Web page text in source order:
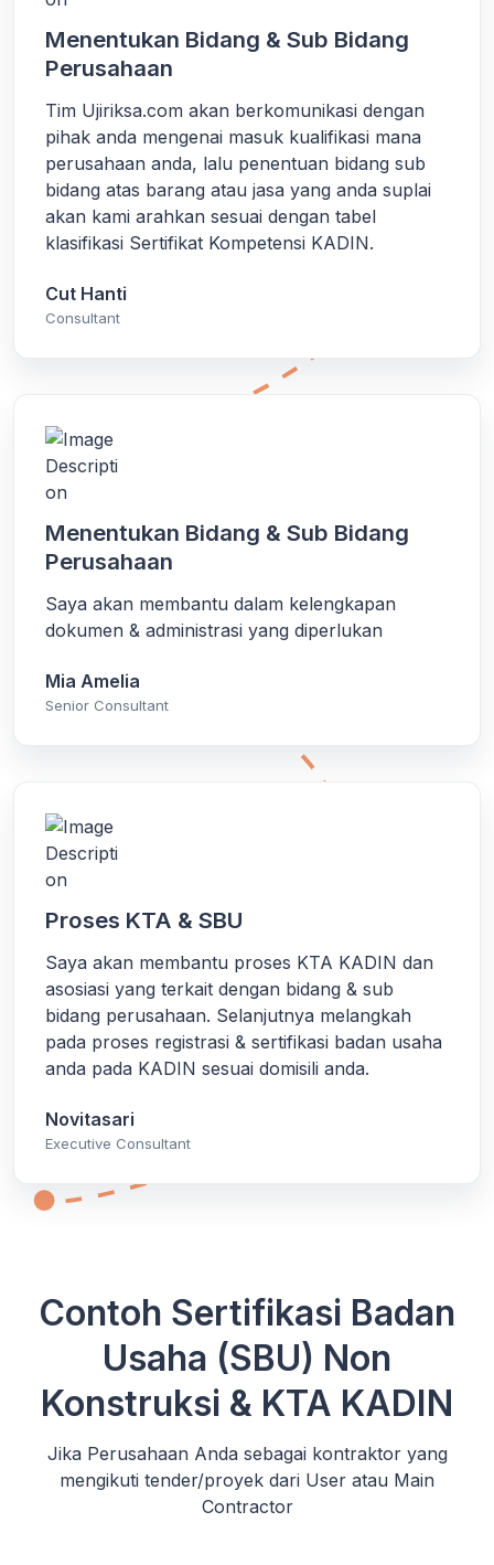
Menentukan Bidang & Sub Bidang
Perusahaan
Tim Ujiriksa.com akan berkomunikasi dengan
pihak anda mengenai masuk kualifikasi mana
perusahaan anda, lalu penentuan bidang sub
bidang atas barang atau jasa yang anda suplai
akan kami arahkan sesuai dengan tabel
klasifikasi Sertifikat Kompetensi KADIN.
Cut Hanti
Consultant
Menentukan Bidang & Sub Bidang
Perusahaan
Saya akan membantu dalam kelengkapan
dokumen & administrasi yang diperlukan
Mia Amelia
Senior Consultant
Proses KTA & SBU
Saya akan membantu proses KTA KADIN dan
asosiasi yang terkait dengan bidang & sub
bidang perusahaan. Selanjutnya melangkah
pada proses registrasi & sertifikasi badan usaha
anda pada KADIN sesuai domisili anda.
Novitasari
Executive Consultant
Contoh Sertifikasi Badan
Usaha (SBU) Non
Konstruksi & KTA KADIN
Jika Perusahaan Anda sebagai kontraktor yang
mengikuti tender/proyek dari User atau Main
Contractor